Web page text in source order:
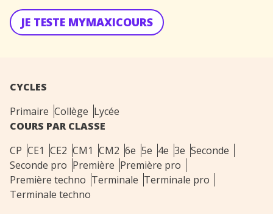
JE TESTE MYMAXICOURS
CYCLES
Primaire Collège Lycée
COURS PAR CLASSE
CP CE1 CE2 CM1 CM2 6e 5e 4e 3e Seconde
Seconde pro Première Première pro
Première techno Terminale Terminale pro
Terminale techno